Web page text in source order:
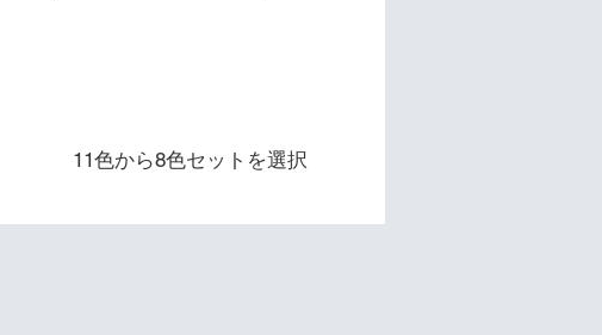
11色から8色セットを選択